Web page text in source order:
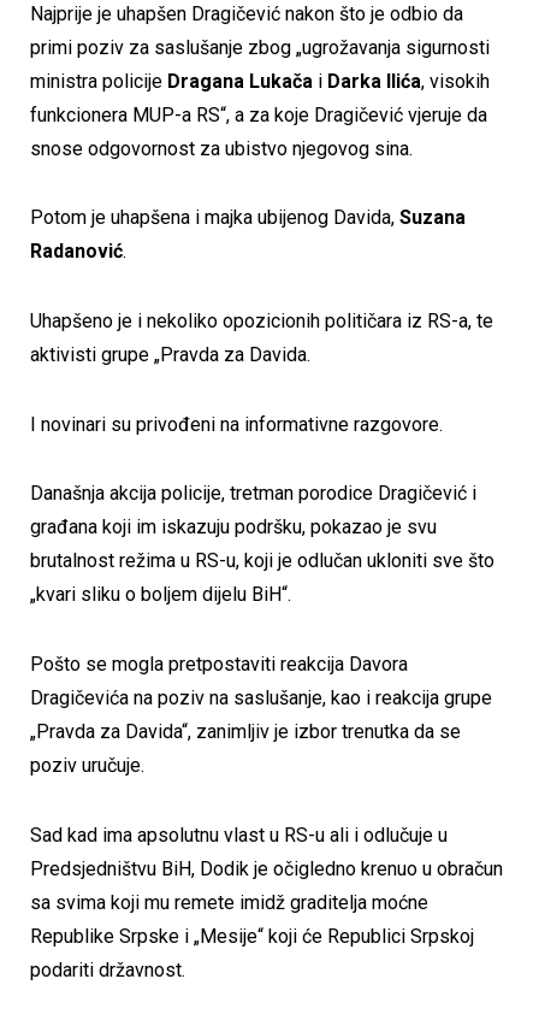
Najprije je uhapšen Dragičević nakon što je odbio da
primi poziv za saslušanje zbog „ugrožavanja sigurnosti
ministra policije Dragana Lukača i Darka Ilića, visokih
funkcionera MUP-a RS“, a za koje Dragičević vjeruje da
snose odgovornost za ubistvo njegovog sina.
Potom je uhapšena i majka ubijenog Davida, Suzana
Radanović.
Uhapšeno je i nekoliko opozicionih političara iz RS-a, te
aktivisti grupe „Pravda za Davida.
I novinari su privođeni na informativne razgovore.
Današnja akcija policije, tretman porodice Dragičević i
građana koji im iskazuju podršku, pokazao je svu
brutalnost režima u RS-u, koji je odlučan ukloniti sve što
„kvari sliku o boljem dijelu BiH“.
Pošto se mogla pretpostaviti reakcija Davora
Dragičevića na poziv na saslušanje, kao i reakcija grupe
„Pravda za Davida“, zanimljiv je izbor trenutka da se
poziv uručuje.
Sad kad ima apsolutnu vlast u RS-u ali i odlučuje u
Predsjedništvu BiH, Dodik je očigledno krenuo u obračun
sa svima koji mu remete imidž graditelja moćne
Republike Srpske i „Mesije“ koji će Republici Srpskoj
podariti državnost.